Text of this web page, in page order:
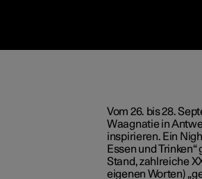
Vom 26. bis 28.
Waagnatie in
inspirieren. Ein
Essen und
Stand, zahlreiche
eigenen Worten)